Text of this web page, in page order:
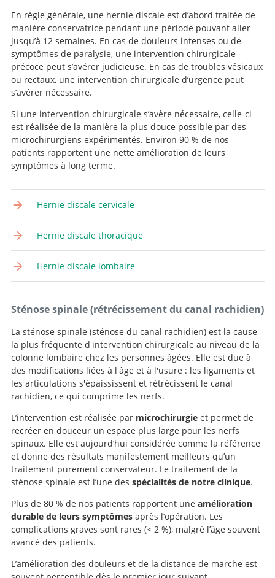
En règle générale, une hernie discale est d’abord traitée de
manière conservatrice pendant une période pouvant aller
jusqu’à 12 semaines. En cas de douleurs intenses ou de
symptômes de paralysie, une intervention chirurgicale
précoce peut s’avérer judicieuse. En cas de troubles vésicaux
ou rectaux, une intervention chirurgicale d’urgence peut
s’avérer nécessaire.
Si une intervention chirurgicale s’avère nécessaire, celle-ci
est réalisée de la manière la plus douce possible par des
microchirurgiens expérimentés. Environ 90 % de nos
patients rapportent une nette amélioration de leurs
symptômes à long terme.
Hernie discale cervicale
Hernie discale thoracique
Hernie discale lombaire
Sténose spinale (rétrécissement du canal rachidien)
La sténose spinale (sténose du canal rachidien) est la cause
la plus fréquente d'intervention chirurgicale au niveau de la
colonne lombaire chez les personnes âgées. Elle est due à
des modifications liées à l'âge et à l'usure : les ligaments et
les articulations s'épaississent et rétrécissent le canal
rachidien, ce qui comprime les nerfs.
L’intervention est réalisée par microchirurgie et permet de
recréer en douceur un espace plus large pour les nerfs
spinaux. Elle est aujourd’hui considérée comme la référence
et donne des résultats manifestement meilleurs qu’un
traitement purement conservateur. Le traitement de la
sténose spinale est l’une des spécialités de notre clinique.
Plus de 80 % de nos patients rapportent une amélioration
durable de leurs symptômesaprès l’opération. Les
complications graves sont rares (< 2 %), malgré l’âge souvent
avancé des patients.
L’amélioration des douleurs et de la distance de marche est